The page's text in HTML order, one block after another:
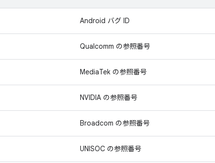
Android バグ ID
Qualcomm の参照番号
MediaTek の参照番号
NVIDIA の参照番号
Broadcom の参照番号
UNISOC の参照番号